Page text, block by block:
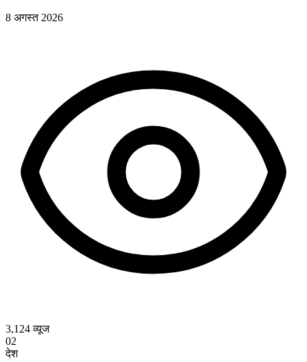
8 अगस्त 2026
3,124व्यूज
02
देश